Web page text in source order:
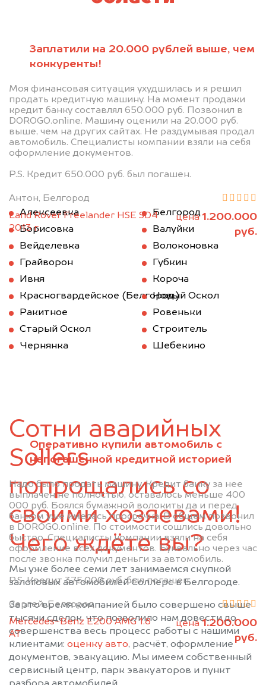
Заплатили на 20.000 рублей выше, чем
конкуренты!
Моя финансовая ситуация ухудшилась и я решил
продать кредитную машину. На момент продажи
кредит банку составлял 650.000 руб. Позвонил в
DOROGO.online. Машину оценили на 20.000 руб.
выше, чем на других сайтах. Не раздумывая продал
автомобиль. Специалисты компании взяли на себя
оформление документов.
P.S. Кредит 650.000 руб. был погашен.
Антон, Белгород
Land Rover Freelander HSE SD4
2013 г.
цена1.200.000
руб.
Оперативно купили автомобиль с
непогашенной кредитной историей
Надо было продать машину. Кредит банку за нее
выплачен не полностью, оставалось меньше 400
000 руб. Боялся бумажной волокиты да и перед
банком уже имелась просрочка. В общем позвонил
в DOROGO.online. По стоимости сошлись довольно
быстро. Специалисты компании взяли на себя
оформление всех документов. Буквально через час
после звонка получил деньги за автомобиль.
P.S. Кредит 375.000 руб. был погашен.
Сергей, Белгород
Mercedes-Benz E200 AMG 1.8
АТ
цена1.200.000
руб.
Алексеевка
Белгород
Борисовка
Валуйки
Вейделевка
Волоконовка
Грайворон
Губкин
Ивня
Короча
Красногвардейское (Белгород.)Новый Оскол
Ракитное
Ровеньки
Старый Оскол
Строитель
Чернянка
Шебекино
Сотни аварийных
Sollers
попрощались со
своими хозяевами!
Чего ждёте вы?
Мы уже более семи лет занимаемся скупкой
залоговых автомобилей Соллерс в Белгороде.
За это время компанией было совершено свыше
тысячи сделок, что позволило нам довести до
совершенства весь процесс работы с нашими
клиентами: оценку авто, расчёт, оформление
документов, эвакуацию. Мы имеем собственный
сервисный центр, парк эвакуаторов и пункт